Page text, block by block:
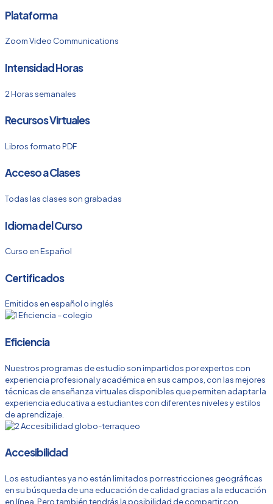
Plataforma
Zoom Video Communications
Intensidad Horas
2 Horas semanales
Recursos Virtuales
Libros formato PDF
Acceso a Clases
Todas las clases son grabadas
Idioma del Curso
Curso en Español
Certificados
Emitidos en español o inglés
Eficiencia
Nuestros programas de estudio son impartidos por expertos con
experiencia profesional y académica en sus campos, con las mejores
técnicas de enseñanza virtuales disponibles que permiten adaptar la
experiencia educativa a estudiantes con diferentes niveles y estilos
de aprendizaje.
Accesibilidad
Los estudiantes ya no están limitados por restricciones geográficas
en su búsqueda de una educación de calidad gracias a la educación
en línea. Pero también tendrás la posibilidad de compartir con